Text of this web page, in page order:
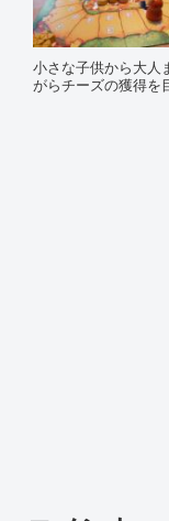
小さな子供から大人
がらチーズの獲得を